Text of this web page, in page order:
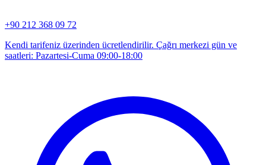
+90 212 368 09 72
Kendi tarifeniz üzerinden ücretlendirilir. Çağrı merkezi gün ve
saatleri: Pazartesi-Cuma 09:00-18:00